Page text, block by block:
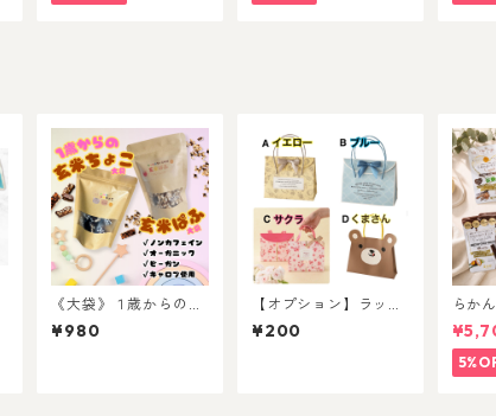
《大袋》１歳からの玄
米ちょこ・ぱふ
¥980
【オプション】ラッピ
ング各種（紙袋）
¥200
らか
入10